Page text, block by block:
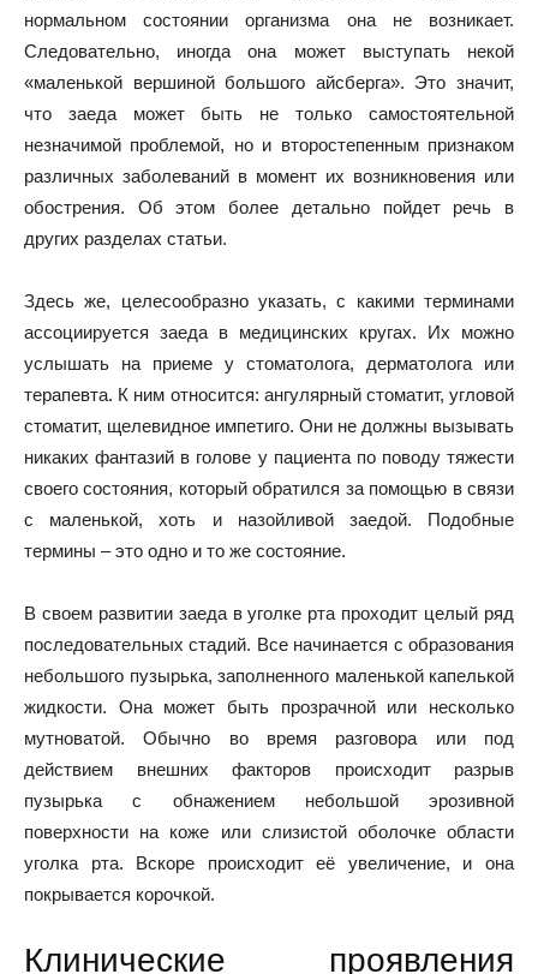
нормальном состоянии организма она не возникает.
Следовательно, иногда она может выступать некой
«маленькой вершиной большого айсберга». Это значит,
что заеда может быть не только самостоятельной
незначимой проблемой, но и второстепенным признаком
различных заболеваний в момент их возникновения или
обострения. Об этом более детально пойдет речь в
других разделах статьи.
Здесь же, целесообразно указать, с какими терминами
ассоциируется заеда в медицинских кругах. Их можно
услышать на приеме у стоматолога, дерматолога или
терапевта. К ним относится: ангулярный стоматит, угловой
стоматит, щелевидное импетиго. Они не должны вызывать
никаких фантазий в голове у пациента по поводу тяжести
своего состояния, который обратился за помощью в связи
с маленькой, хоть и назойливой заедой. Подобные
термины – это одно и то же состояние.
В своем развитии заеда в уголке рта проходит целый ряд
последовательных стадий. Все начинается с образования
небольшого пузырька, заполненного маленькой капелькой
жидкости. Она может быть прозрачной или несколько
мутноватой. Обычно во время разговора или под
действием внешних факторов происходит разрыв
пузырька с обнажением небольшой эрозивной
поверхности на коже или слизистой оболочке области
уголка рта. Вскоре происходит её увеличение, и она
покрывается корочкой.
Клинические проявления